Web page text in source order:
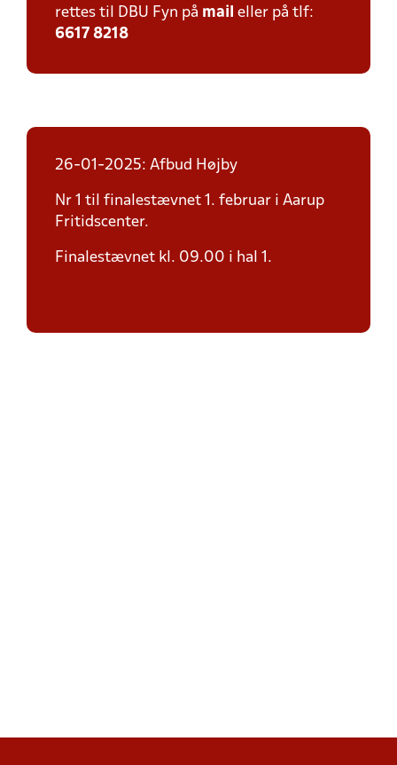
rettes til DBU Fyn på mail eller på tlf:
6617 8218
26-01-2025: Afbud Højby
Nr 1 til finalestævnet 1. februar i Aarup
Fritidscenter.
Finalestævnet kl. 09.00 i hal 1.